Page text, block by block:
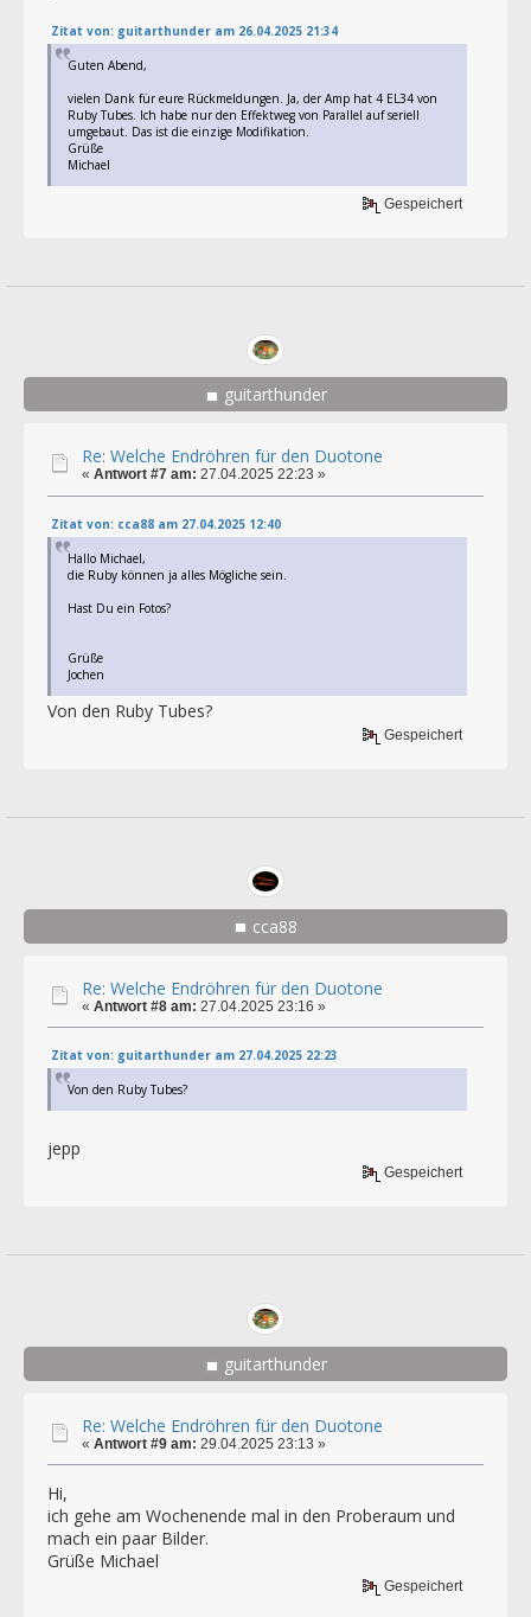
Zitat von: guitarthunder am 26.04.2025 21:34
Guten Abend,
vielen Dank für eure Rückmeldungen. Ja, der Amp hat 4 EL34 von
Ruby Tubes. Ich habe nur den Effektweg von Parallel auf seriell
umgebaut. Das ist die einzige Modifikation.
Grüße
Michael
Gespeichert
guitarthunder
Re: Welche Endröhren für den Duotone
« Antwort #7 am: 27.04.2025 22:23 »
Zitat von: cca88 am 27.04.2025 12:40
Hallo Michael,
die Ruby können ja alles Mögliche sein.
Hast Du ein Fotos?
Grüße
Jochen
Von den Ruby Tubes?
Gespeichert
cca88
Re: Welche Endröhren für den Duotone
« Antwort #8 am: 27.04.2025 23:16 »
Zitat von: guitarthunder am 27.04.2025 22:23
Von den Ruby Tubes?
jepp
Gespeichert
guitarthunder
Re: Welche Endröhren für den Duotone
« Antwort #9 am: 29.04.2025 23:13 »
Hi,
ich gehe am Wochenende mal in den Proberaum und
mach ein paar Bilder.
Grüße Michael
Gespeichert